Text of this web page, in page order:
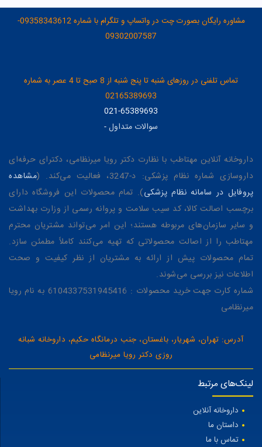
مشاوره رایگان بصورت چت در واتساپ و تلگرام با شماره 09358343612-
09302007587
تماس تلفنی در روزهای شنبه تا پنج شنبه از 8 صبح تا 4 عصر به شماره
02165389693
021-65389693
سوالات متداول-
داروخانه آنلاین مهتاطب با نظارت دکتر رویا میرنظامی، دکترای حرفه‌ای
داروسازی شماره نظام پزشکی: د-3247، فعالیت می‌کند. (
مشاهده
پروفایل در سامانه نظام پزشکی). تمام محصولات این فروشگاه دارای
برچسب اصالت کالا، کد سیب سلامت و پروانه رسمی از وزارت بهداشت
و سایر سازمان‌های مربوطه هستند؛ این امر می‌تواند مشتریان محترم
مهتاطب را از اصالت محصولاتی که تهیه می‌کنند کاملاً مطمئن سازد.
تمام محصولات پیش از ارائه به مشتریان از نظر کیفیت و صحت
اطلاعات نیز بررسی می‌شوند.
شماره کارت جهت خرید محصولات : 6104337531945416 به نام رویا
میرنظامی
آدرس: تهران، شهریار، باغستان، جنب درمانگاه حکیم، داروخانه شبانه
روزی دکتر رویا میرنظامی
لینک‌های مرتبط
داروخانه آنلاین
داستان ما
تماس با ما